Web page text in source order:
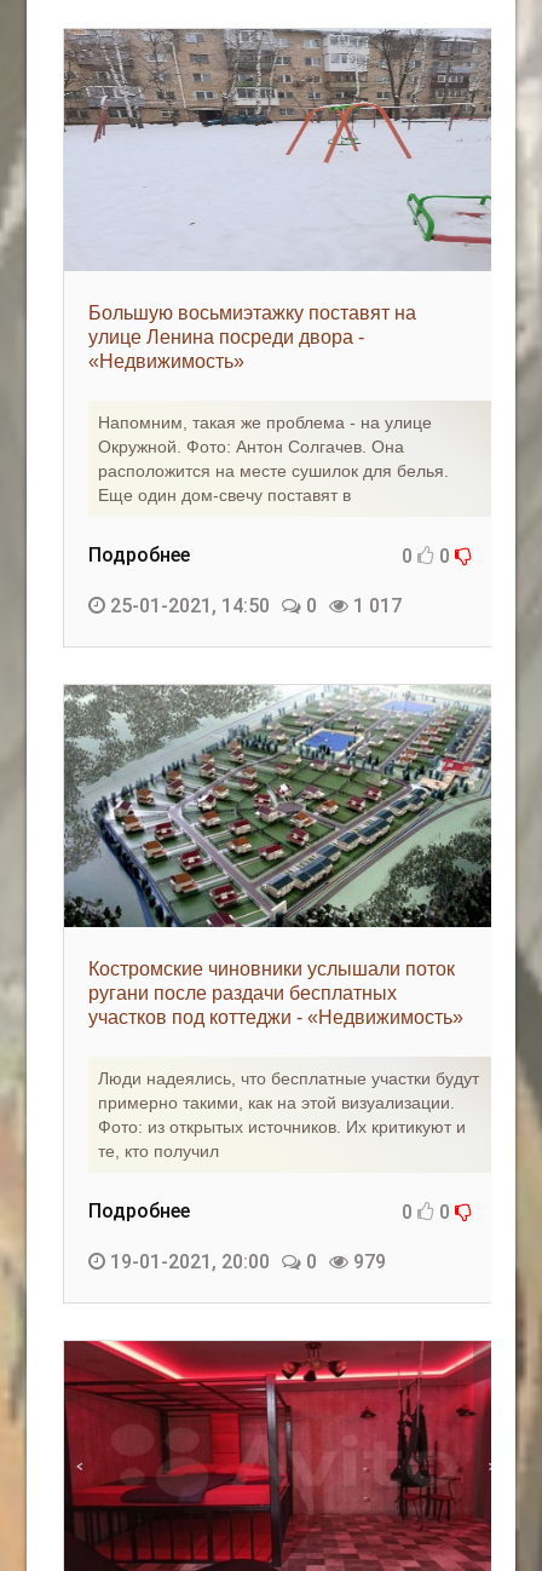
Большую восьмиэтажку поставят на
улице Ленина посреди двора -
«Недвижимость»
Напомним, такая же проблема - на улице
Окружной. Фото: Антон Солгачев. Она
расположится на месте сушилок для белья.
Еще один дом-свечу поставят в
Подробнее 0 0
25-01-2021, 14:50 0 1 017
Костромские чиновники услышали поток
ругани после раздачи бесплатных
участков под коттеджи - «Недвижимость»
Люди надеялись, что бесплатные участки будут
примерно такими, как на этой визуализации.
Фото: из открытых источников. Их критикуют и
те, кто получил
Подробнее 0 0
19-01-2021, 20:00 0 979